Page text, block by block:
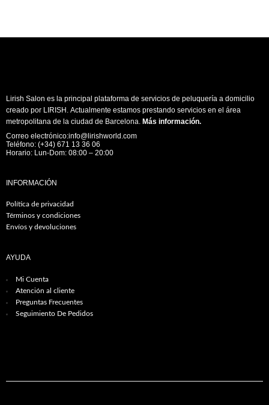
Lirish Salon es la principal plataforma de servicios de peluquería a domicilio
creado por LIRISH. Actualmente estamos prestando servicios en el área
metropolitana de la ciudad de Barcelona. Más información.
Correo electrónico:info@lirishworld.com
Teléfono: (+34) 671 13 36 06
Horario: Lun-Dom: 08:00 – 20:00
INFORMACIÓN
Política de privacidad
Términos y condiciones
Envíos y devoluciones
AYUDA
Mi Cuenta
Atención al cliente
Preguntas Frecuentes
Seguimiento De Pedidos